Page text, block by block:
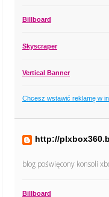
Billboard
Skyscraper
Vertical Banner
Chcesz wstawić reklamę w
http://
blog poświęcony konsoli
Billboard